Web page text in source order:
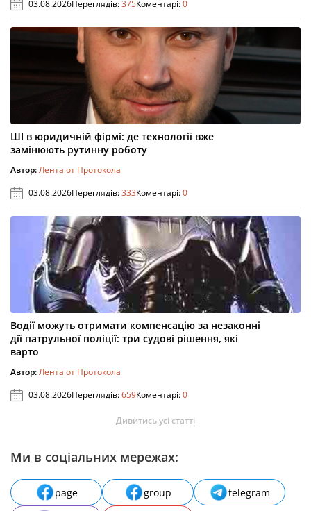
03.08.2026Переглядів:375Коментарі:0
ШІ в юридичній фірмі: де технології вже
замінюють рутинну роботу
Автор:Лента от Протокола
03.08.2026Переглядів:333Коментарі:0
Водії можуть отримати компенсацію за незаконні
дії патрульної поліції: три судові рішення, які
варто
Автор:Лента от Протокола
03.08.2026Переглядів:659Коментарі:0
Дивитись усі статті
Ми в соціальних мережах:
page group
telegram